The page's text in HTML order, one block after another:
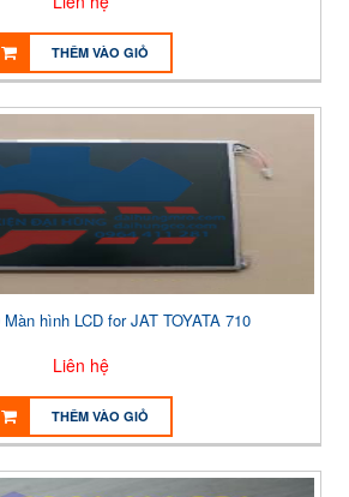
THÊM VÀO GIỎ
hình LCD for JAT TOYATA 710
Liên hệ
THÊM VÀO GIỎ